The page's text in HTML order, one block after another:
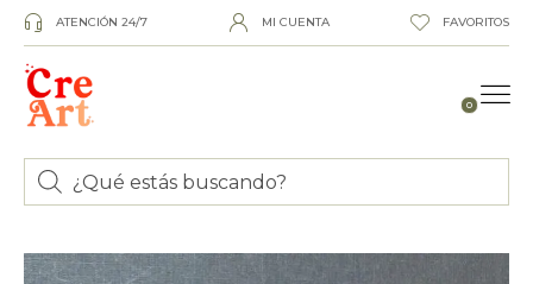
ATENCIÓN 24/7 MI CUENTA FAVORITOS
0